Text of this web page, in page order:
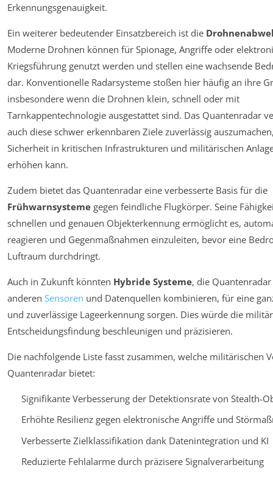
Erkennungsgenauigkeit.
Ein weiterer bedeutender Einsatzbereich ist die
Moderne Drohnen können für Spionage, Angriffe oder
Kriegsführung genutzt werden und stellen eine wachsende
dar. Konventionelle Radarsysteme stoßen hier häufig an ihre
insbesondere wenn die Drohnen klein, schnell oder mit
Tarnkappentechnologie ausgestattet sind. Das Quantenradar
auch diese schwer erkennbaren Ziele zuverlässig
Sicherheit in kritischen Infrastrukturen und militärischen
erhöhen kann.
Zudem bietet das Quantenradar eine verbesserte Basis für die
Frühwarnsysteme gegen feindliche Flugkörper. Seine
schnellen und genauen Objekterkennung ermöglicht es,
reagieren und Gegenmaßnahmen einzuleiten, bevor eine
Luftraum durchdringt.
Auch in Zukunft könnten Hybride Systeme, die
anderen Sensoren und Datenquellen kombinieren, für eine
und zuverlässige Lageerkennung sorgen. Dies würde die
Entscheidungsfindung beschleunigen und präzisieren.
Die nachfolgende Liste fasst zusammen, welche militärischen
Quantenradar bietet:
Signifikante Verbesserung der Detektionsrate von Stealth-
Erhöhte Resilienz gegen elektronische Angriffe und
Verbesserte Zielklassifikation dank Datenintegration und KI
Reduzierte Fehlalarme durch präzisere Signalverarbeitung